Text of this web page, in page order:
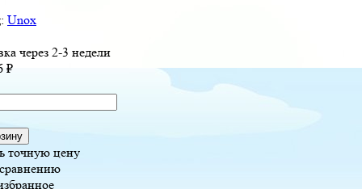
Unox
через 2-3 недели
₽
точную цену